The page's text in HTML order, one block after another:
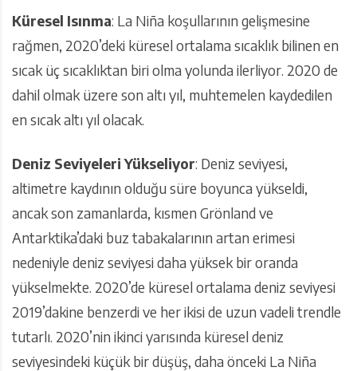
Küresel Isınma: La Niña koşullarının gelişmesine
rağmen, 2020’deki küresel ortalama sıcaklık bilinen en
sıcak üç sıcaklıktan biri olma yolunda ilerliyor. 2020 de
dahil olmak üzere son altı yıl, muhtemelen kaydedilen
en sıcak altı yıl olacak.
Deniz Seviyeleri Yükseliyor: Deniz seviyesi,
altimetre kaydının olduğu süre boyunca yükseldi,
ancak son zamanlarda, kısmen Grönland ve
Antarktika’daki buz tabakalarının artan erimesi
nedeniyle deniz seviyesi daha yüksek bir oranda
yükselmekte. 2020’de küresel ortalama deniz seviyesi
2019’dakine benzerdi ve her ikisi de uzun vadeli trendle
tutarlı. 2020’nin ikinci yarısında küresel deniz
seviyesindeki küçük bir düşüş, daha önceki La Niña